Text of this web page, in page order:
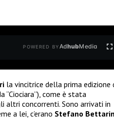
POWERED BYAdhubMedia
la vincitrice della prima edizione
“Ciociara”), come è stata
altri concorrenti. Sono arrivati in
a lei, c’erano Stefano